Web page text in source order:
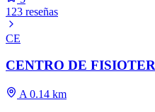
123 reseñas
CE
CENTRO DE
A 0.14 km